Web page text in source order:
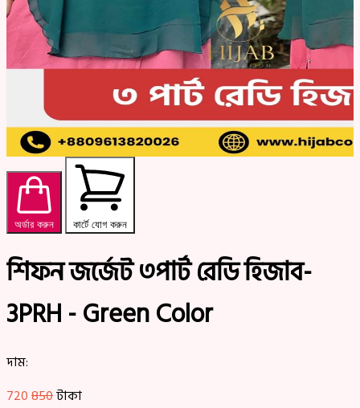
অর্ডার করুন কার্টে যোগ করুন
শিফন জর্জেট ৩পার্ট রেডি হিজাব-
3PRH - Green Color
দাম:
720850টাকা